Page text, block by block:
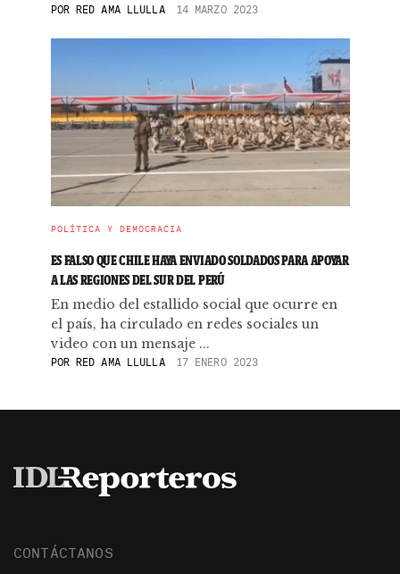
PORRED AMA LLULLA 14 MARZO 2023
POLÍTICA Y DEMOCRACIA
ES FALSO QUE CHILE HAYA ENVIADO SOLDADOS PARA APOYAR
A LAS REGIONES DEL SUR DEL PERÚ
En medio del estallido social que ocurre en
el país, ha circulado en redes sociales un
video con un mensaje ...
PORRED AMA LLULLA 17 ENERO 2023
CONTÁCTANOS